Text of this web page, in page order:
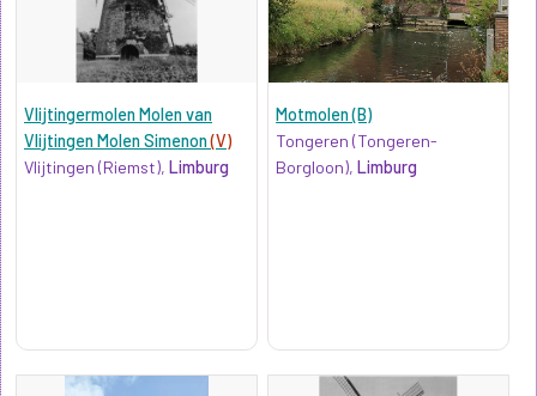
Vlijtingermolen Molen van
Vlijtingen Molen Simenon(V)
Vlijtingen (Riemst), Limburg
Motmolen (B)
Tongeren (Tongeren-
Borgloon),Limburg